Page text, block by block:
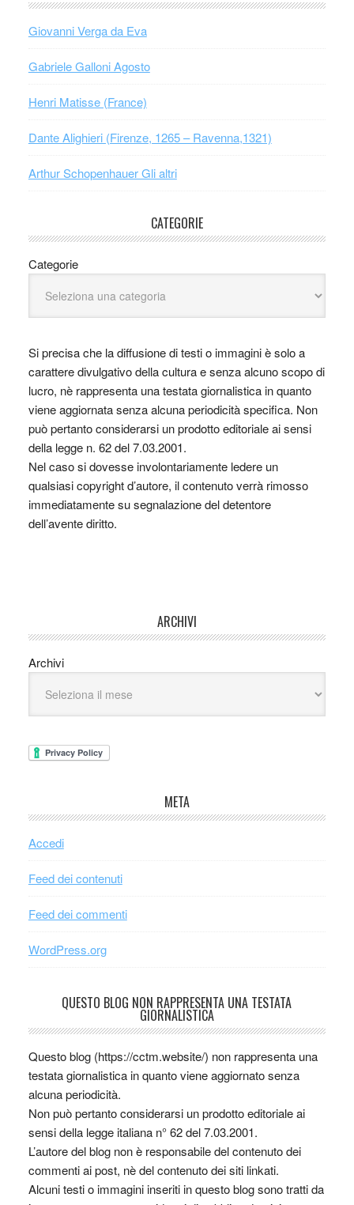
Giovanni Verga da Eva
Gabriele Galloni Agosto
Henri Matisse (France)
Dante Alighieri (Firenze, 1265 – Ravenna,1321)
Arthur Schopenhauer Gli altri
CATEGORIE
Categorie
Si precisa che la diffusione di testi o immagini è solo a
carattere divulgativo della cultura e senza alcuno scopo di
lucro, nè rappresenta una testata giornalistica in quanto
viene aggiornata senza alcuna periodicità specifica. Non
può pertanto considerarsi un prodotto editoriale ai sensi
della legge n. 62 del 7.03.2001.
Nel caso si dovesse involontariamente ledere un
qualsiasi copyright d’autore, il contenuto verrà rimosso
immediatamente su segnalazione del detentore
dell’avente diritto.
ARCHIVI
Archivi
META
Accedi
Feed dei contenuti
Feed dei commenti
WordPress.org
QUESTO BLOG NON RAPPRESENTA UNA TESTATA
GIORNALISTICA
Questo blog (https://cctm.website/) non rappresenta una
testata giornalistica in quanto viene aggiornato senza
alcuna periodicità.
Non può pertanto considerarsi un prodotto editoriale ai
sensi della legge italiana n° 62 del 7.03.2001.
L’autore del blog non è responsabile del contenuto dei
commenti ai post, nè del contenuto dei siti linkati.
Alcuni testi o immagini inseriti in questo blog sono tratti da